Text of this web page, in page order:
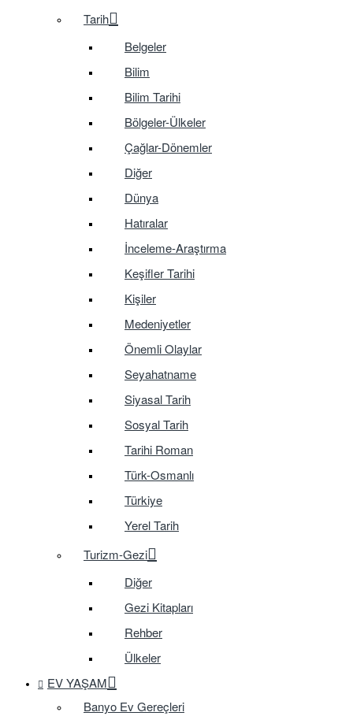
Tarih
Belgeler
Bilim
Bilim Tarihi
Bölgeler-Ülkeler
Çağlar-Dönemler
Diğer
Dünya
Hatıralar
İnceleme-Araştırma
Keşifler Tarihi
Kişiler
Medeniyetler
Önemli Olaylar
Seyahatname
Siyasal Tarih
Sosyal Tarih
Tarihi Roman
Türk-Osmanlı
Türkiye
Yerel Tarih
Turizm-Gezi
Diğer
Gezi Kitapları
Rehber
Ülkeler
EV YAŞAM
Banyo Ev Gereçleri